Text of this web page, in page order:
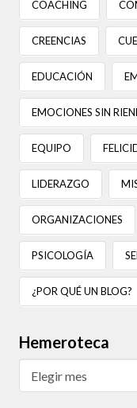
COACHING
CREENCIAS
EDUCACIÓN
EMOCIONES SIN
EQUIPO
LIDERAZGO
ORGANIZACIONES
PSICOLOGÍA
¿POR QUÉ UN BLOG?
Hemeroteca
Hemeroteca